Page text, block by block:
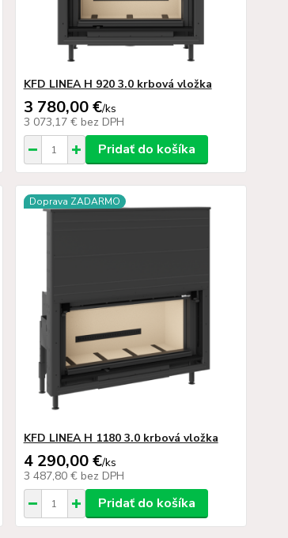
KFD LINEA H 920 3.0 krbová vložka
3 780,00 €/ks
3 073,17 € bez DPH
Pridať do košíka
Doprava ZADARMO
KFD LINEA H 1180 3.0 krbová vložka
4 290,00 €/ks
3 487,80 € bez DPH
Pridať do košíka